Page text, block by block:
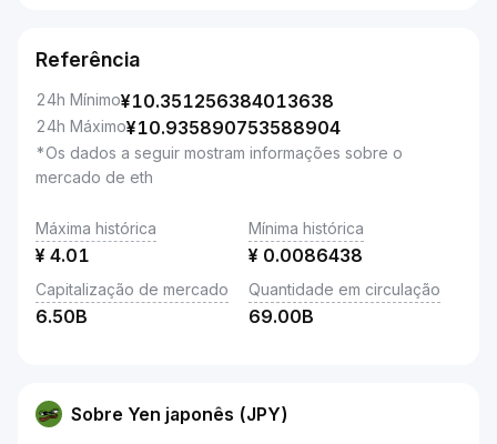
Referência
24h Mínimo¥10.351256384013638
24h Máximo¥10.935890753588904
*Os dados a seguir mostram informações sobre o
mercado de eth
Máxima histórica
¥ 4.01
Mínima histórica
¥ 0.0086438
Capitalização de mercado
6.50B
Quantidade em circulação
69.00B
Sobre Yen japonês (JPY)